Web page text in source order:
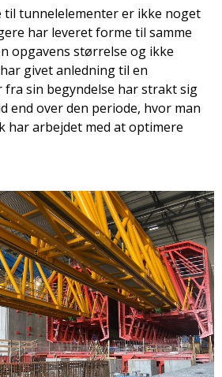
til tunnelelementer er ikke noget
har leveret forme til samme
opgavens størrelse og ikke
givet anledning til en
fra sin begyndelse har strakt sig
end over den periode, hvor man
har arbejdet med at optimere